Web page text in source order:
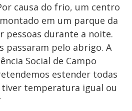
causa do frio, um centro
em um parque da
pessoas durante a noite.
passaram pelo abrigo. A
Social de Campo
estender todas
temperatura igual ou